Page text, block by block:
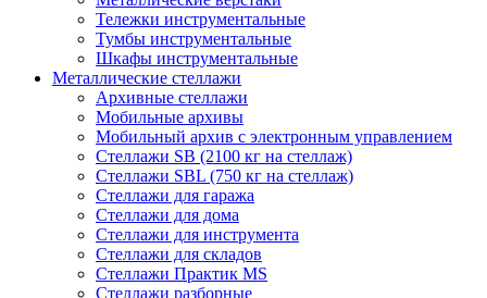
Тележки инструментальные
Тумбы инструментальные
Шкафы инструментальные
Металлические стеллажи
Архивные стеллажи
Мобильные архивы
Мобильный архив с электронным управлением
Стеллажи SB (2100 кг на стеллаж)
Стеллажи SBL (750 кг на стеллаж)
Стеллажи для гаража
Стеллажи для дома
Стеллажи для инструмента
Стеллажи для складов
Стеллажи Практик MS
Стеллажи разборные